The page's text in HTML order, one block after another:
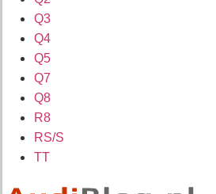
Q3
Q4
Q5
Q7
Q8
R8
RS/S
TT